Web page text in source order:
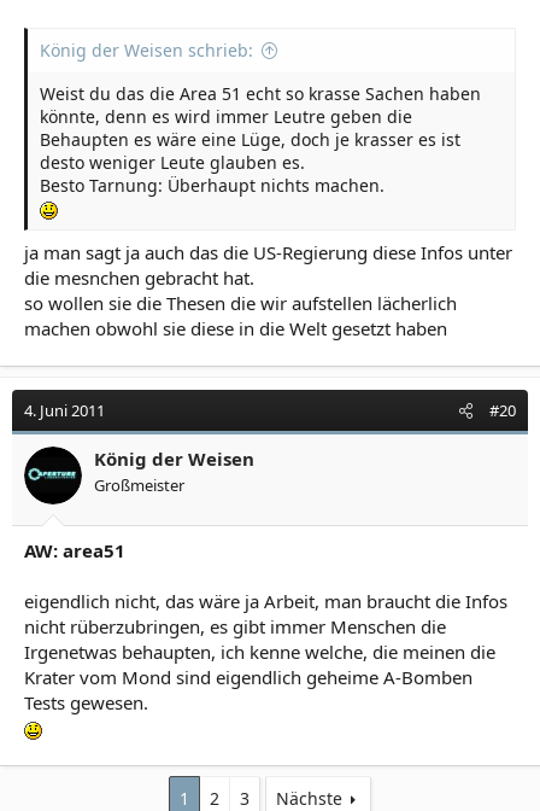
König der Weisen schrieb:
Weist du das die Area 51 echt so krasse Sachen haben
könnte, denn es wird immer Leutre geben die
Behaupten es wäre eine Lüge, doch je krasser es ist
desto weniger Leute glauben es.
Besto Tarnung: Überhaupt nichts machen.
ja man sagt ja auch das die US-Regierung diese Infos unter
die mesnchen gebracht hat.
so wollen sie die Thesen die wir aufstellen lächerlich
machen obwohl sie diese in die Welt gesetzt haben
4. Juni 2011 #20
König der Weisen
Großmeister
AW: area51
eigendlich nicht, das wäre ja Arbeit, man braucht die Infos
nicht rüberzubringen, es gibt immer Menschen die
Irgenetwas behaupten, ich kenne welche, die meinen die
Krater vom Mond sind eigendlich geheime A-Bomben
Tests gewesen.
1 2 3 Nächste